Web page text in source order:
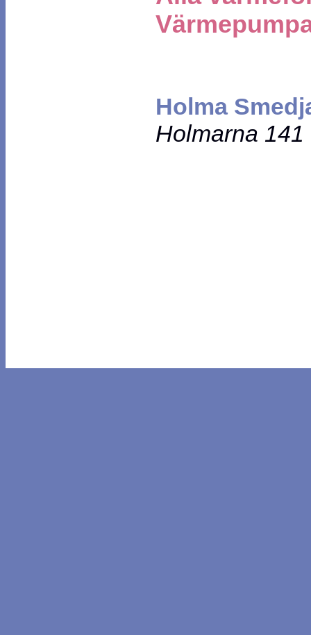
Holma
Holmarna 141